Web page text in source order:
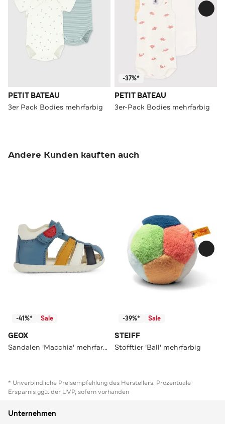
PETIT BATEAU
3er Pack Bodies mehrfarbig
-37%*
PETIT BATEAU
3er-Pack Bodies mehrfarbig
Andere Kunden kauften auch
-41%* Sale
GEOX
Sandalen 'Macchia' mehrfarbig
-39%* Sale
STEIFF
Stofftier 'Ball' mehrfarbig
* Unverbindliche Preisempfehlung des Herstellers. Prozentuale
Ersparnis ggü. der UVP, sofern vorhanden
Unternehmen